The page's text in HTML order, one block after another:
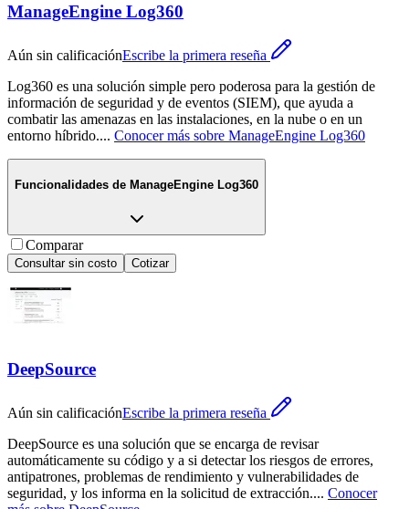
ManageEngine Log360
Aún sin calificaciónEscribe la primera reseña
Log360 es una solución simple pero poderosa para la gestión de
información de seguridad y de eventos (SIEM), que ayuda a
combatir las amenazas en las instalaciones, en la nube o en un
entorno híbrido.... Conocer más sobre ManageEngine Log360
Funcionalidades de ManageEngine Log360
Comparar
Consultar sin costo Cotizar
DeepSource
Aún sin calificaciónEscribe la primera reseña
DeepSource es una solución que se encarga de revisar
automáticamente su código y a si detectar los riesgos de errores,
antipatrones, problemas de rendimiento y vulnerabilidades de
seguridad, y los informa en la solicitud de extracción.... Conocer